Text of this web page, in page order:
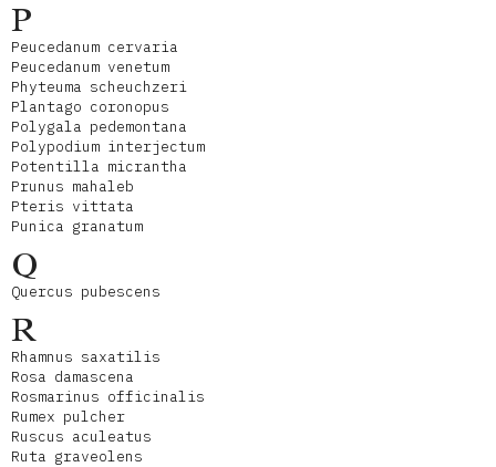
P
Peucedanum cervaria
Peucedanum venetum
Phyteuma scheuchzeri
Plantago coronopus
Polygala pedemontana
Polypodium interjectum
Potentilla micrantha
Prunus mahaleb
Pteris vittata
Punica granatum
Q
Quercus pubescens
R
Rhamnus saxatilis
Rosa damascena
Rosmarinus officinalis
Rumex pulcher
Ruscus aculeatus
Ruta graveolens